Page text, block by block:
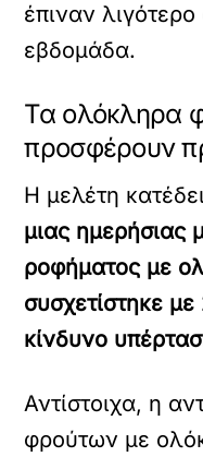
έπιναν
εβδομάδα.
Τα ολόκληρα
προσφέρουν
Η μελέτη
μιας ημερήσιας
ροφήματος με
συσχετίστηκε
κίνδυνο
Αντίστοιχα, η
φρούτων με